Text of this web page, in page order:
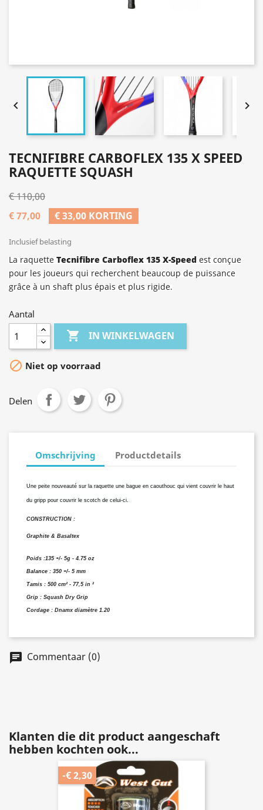
 
TECNIFIBRE CARBOFLEX 135 X SPEED
RAQUETTE SQUASH
€ 110,00
€ 77,00
€ 33,00 KORTING
Inclusief belasting
La raquette Tecnifibre Carboflex 135 X-Speed est conçue
pour les joueurs qui recherchent beaucoup de puissance
grâce à un shaft plus épais et plus rigide.
Aantal
 IN WINKELWAGEN
 Niet op voorraad
Delen
Omschrijving Productdetails
Une peite nouveauté sur la raquette une bague en caouthouc qui vient couvrir le haut
du gripp pour couvrir le scotch de celui-ci.
CONSTRUCTION :
Graphite & Basaltex
Poids :135 +/- 5g - 4.75 oz
Balance : 350 +/- 5 mm
Tamis : 500 cm² - 77,5 in ²
Grip : Squash Dry Grip
Cordage : Dnamx diamètre 1.20
Commentaar (0)
Klanten die dit product aangeschaft
hebben kochten ook...
-€ 2,30